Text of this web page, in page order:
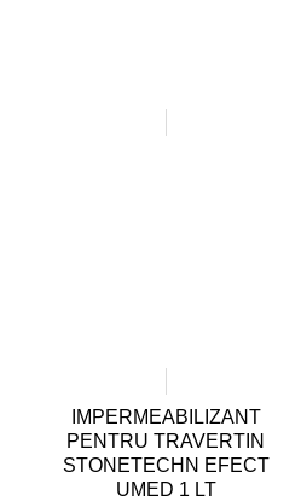
IMPERMEABILIZANT
PENTRU TRAVERTIN
STONETECHN EFECT
UMED 1 LT